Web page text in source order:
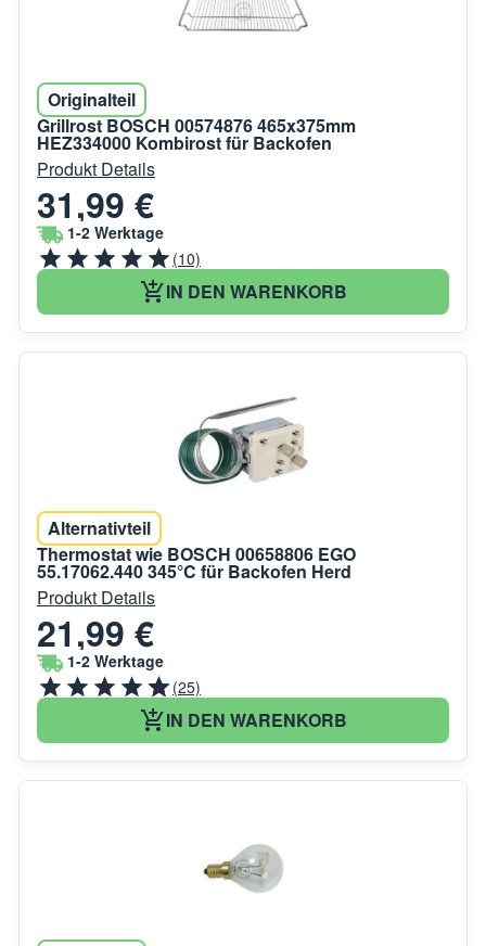
Originalteil
Grillrost BOSCH 00574876 465x375mm
HEZ334000 Kombirost für Backofen
Produkt Details
31,99 €
1-2 Werktage
(10)
IN DEN WARENKORB
Alternativteil
Thermostat wie BOSCH 00658806 EGO
55.17062.440 345°C für Backofen Herd
Produkt Details
21,99 €
1-2 Werktage
(25)
IN DEN WARENKORB